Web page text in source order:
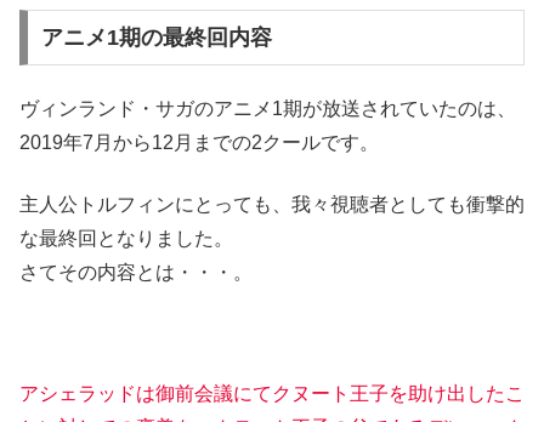
アニメ1期の最終回内容
ヴィンランド・サガのアニメ1期が放送されていたのは、
2019年7月から12月までの2クールです。
主人公トルフィンにとっても、我々視聴者としても衝撃的
な最終回となりました。
さてその内容とは・・・。
アシェラッドは御前会議にてクヌート王子を助け出したこ